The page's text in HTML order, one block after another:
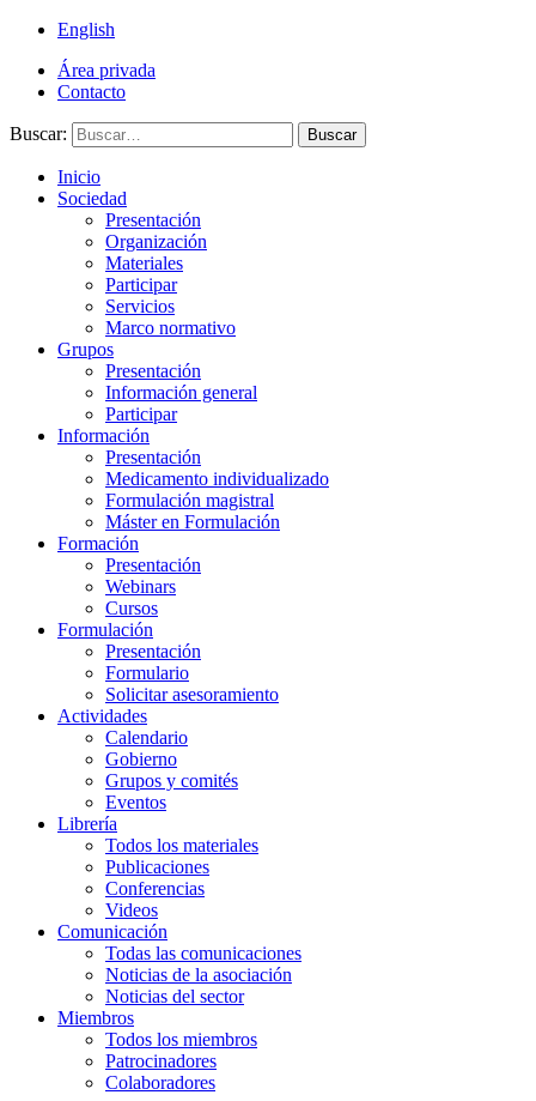
English
Área privada
Contacto
Buscar: Buscar
Inicio
Sociedad
Presentación
Organización
Materiales
Participar
Servicios
Marco normativo
Grupos
Presentación
Información general
Participar
Información
Presentación
Medicamento individualizado
Formulación magistral
Máster en Formulación
Formación
Presentación
Webinars
Cursos
Formulación
Presentación
Formulario
Solicitar asesoramiento
Actividades
Calendario
Gobierno
Grupos y comités
Eventos
Librería
Todos los materiales
Publicaciones
Conferencias
Videos
Comunicación
Todas las comunicaciones
Noticias de la asociación
Noticias del sector
Miembros
Todos los miembros
Patrocinadores
Colaboradores